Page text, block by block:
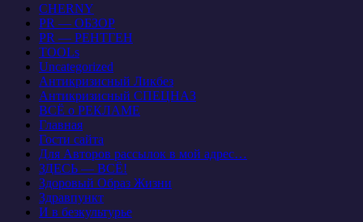
CHERNY
PR — ОБЗОР
PR — РЕНТГЕН
TOOLs
Uncategorized
Антикризисный Ликбез
Антикризисный СПЕЦНАЗ
ВСЁ о РЕКЛАМЕ
Главная
Гости сайта
Для Авторов рассылок в мой адрес…
ЗДЕСЬ — ВСЁ!
Здоровый Образ Жизни
Здравпункт
И в безкультурье